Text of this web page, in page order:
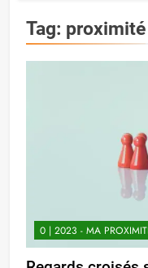
Tag: proximité
0 | 2023 - MA